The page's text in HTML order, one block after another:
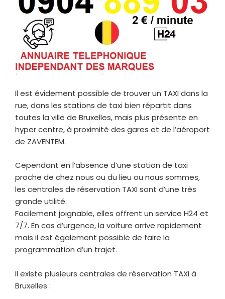
Il est évidement possible de trouver un TAXI dans la
rue, dans les stations de taxi bien répartit dans
toutes la ville de Bruxelles, mais plus présente en
hyper centre, à proximité des gares et de l’aéroport
de ZAVENTEM.
Cependant en l’absence d’une station de taxi
proche de chez nous ou du lieu ou nous sommes,
les centrales de réservation TAXI sont d’une très
grande utilité.
Facilement joignable, elles offrent un service H24 et
7/7. En cas d’urgence, la voiture arrive rapidement
mais il est également possible de faire la
programmation d’un trajet.
Il existe plusieurs centrales de réservation TAXI à
Bruxelles :